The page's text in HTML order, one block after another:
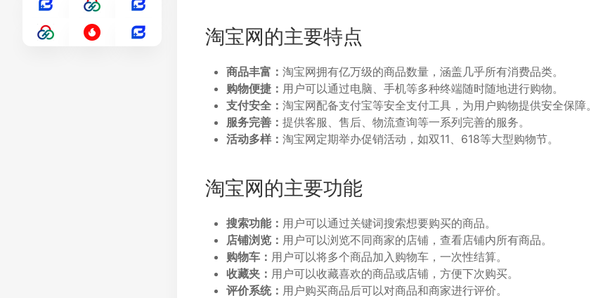
淘宝网的主要特点
商品丰富： 淘宝网拥有亿万级的商品数量，涵盖几乎所有消费品类。
购物便捷： 用户可以通过电脑、手机等多种终端随时随地进行购物。
支付安全： 淘宝网配备支付宝等安全支付工具，为用户购物提供安全保障。
服务完善： 提供客服、售后、物流查询等一系列完善的服务。
活动多样： 淘宝网定期举办促销活动，如双11、618等大型购物节。
淘宝网的主要功能
搜索功能： 用户可以通过关键词搜索想要购买的商品。
店铺浏览： 用户可以浏览不同商家的店铺，查看店铺内所有商品。
购物车： 用户可以将多个商品加入购物车，一次性结算。
收藏夹： 用户可以收藏喜欢的商品或店铺，方便下次购买。
评价系统： 用户购买商品后可以对商品和商家进行评价。